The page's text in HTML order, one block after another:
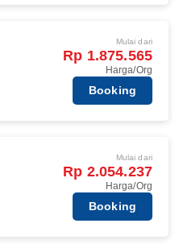
Mulai dari
Rp 1.875.565
Harga/Org
Booking
Mulai dari
Rp 2.054.237
Harga/Org
Booking